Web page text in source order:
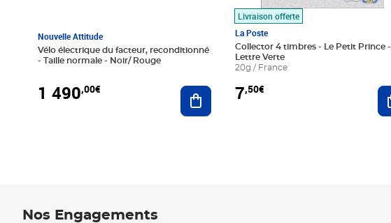
Nouvelle Attitude
Vélo électrique du facteur, reconditionné
- Taille normale - Noir/ Rouge
1 490,00€ Ajouter au panier
Livraison offerte
La Poste
Collector 4 timbres - Le Petit Prince -
Lettre Verte
20g / France
7,50€
Nos Engagements